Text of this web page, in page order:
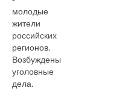
молодые
жители
российских
регионов.
Возбуждены
уголовные
дела.